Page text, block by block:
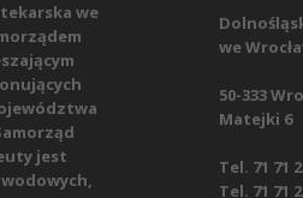
we
jest
we
50-333
Matejki 6
Tel. 71 71
Tel. 71 71